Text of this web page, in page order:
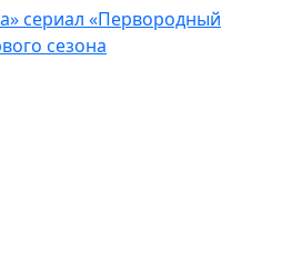
сериал «Первородный
сезона